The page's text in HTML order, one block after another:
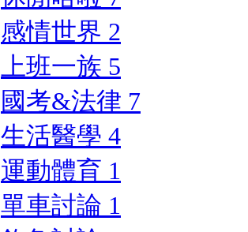
感情世界 2
上班一族 5
國考&法律 7
生活醫學 4
運動體育 1
單車討論 1